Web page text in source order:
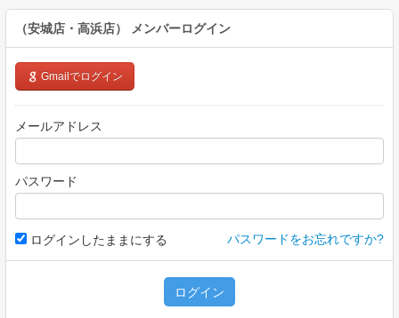
（安城店・高浜店） メンバーログイン
Gmailでログイン
メールアドレス
パスワード
ログインしたままにする パスワードをお忘れですか?
ログイン